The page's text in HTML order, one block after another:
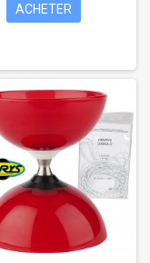
ACHETER